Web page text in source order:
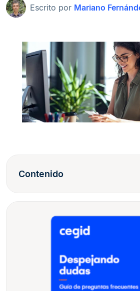
Escrito por Mariano
Contenido